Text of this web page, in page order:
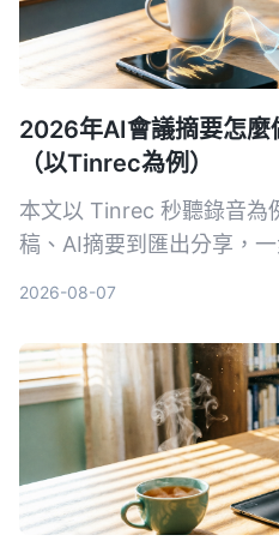
2026年AI會議摘要怎麼
（以Tinrec為例）
本文以 Tinrec 秒聽錄音為
稿、AI摘要到匯出分享，
2026-08-07